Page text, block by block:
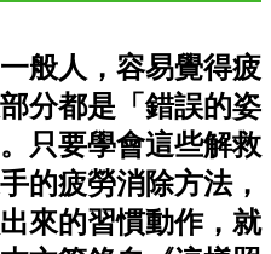
般人，容易覺得疲
分都是「錯誤的姿
只要學會這些解救
的疲勞消除方法，
來的習慣動作，就